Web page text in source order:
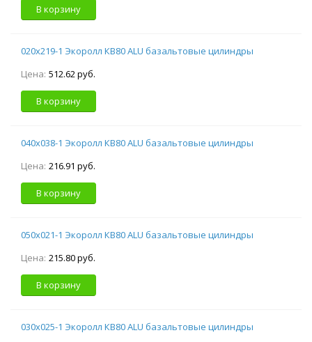
В корзину
020х219-1 Экоролл КВ80 ALU базальтовые цилиндры
Цена: 512.62 руб.
В корзину
040х038-1 Экоролл КВ80 ALU базальтовые цилиндры
Цена: 216.91 руб.
В корзину
050х021-1 Экоролл КВ80 ALU базальтовые цилиндры
Цена: 215.80 руб.
В корзину
030х025-1 Экоролл КВ80 ALU базальтовые цилиндры